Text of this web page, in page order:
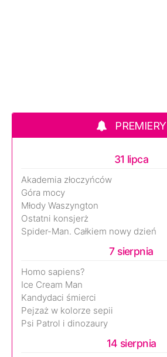
PREMIERY
31 lipca
Akademia złoczyńców
Góra mocy
Młody Waszyngton
Ostatni konsjerż
Spider-Man. Całkiem nowy dzień
7 sierpnia
Homo sapiens?
Ice Cream Man
Kandydaci śmierci
Pejzaż w kolorze sepii
Psi Patrol i dinozaury
14 sierpnia